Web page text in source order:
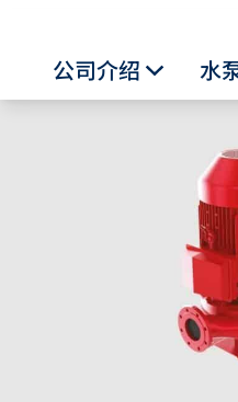
公司介绍 Toggle水
水泵业务